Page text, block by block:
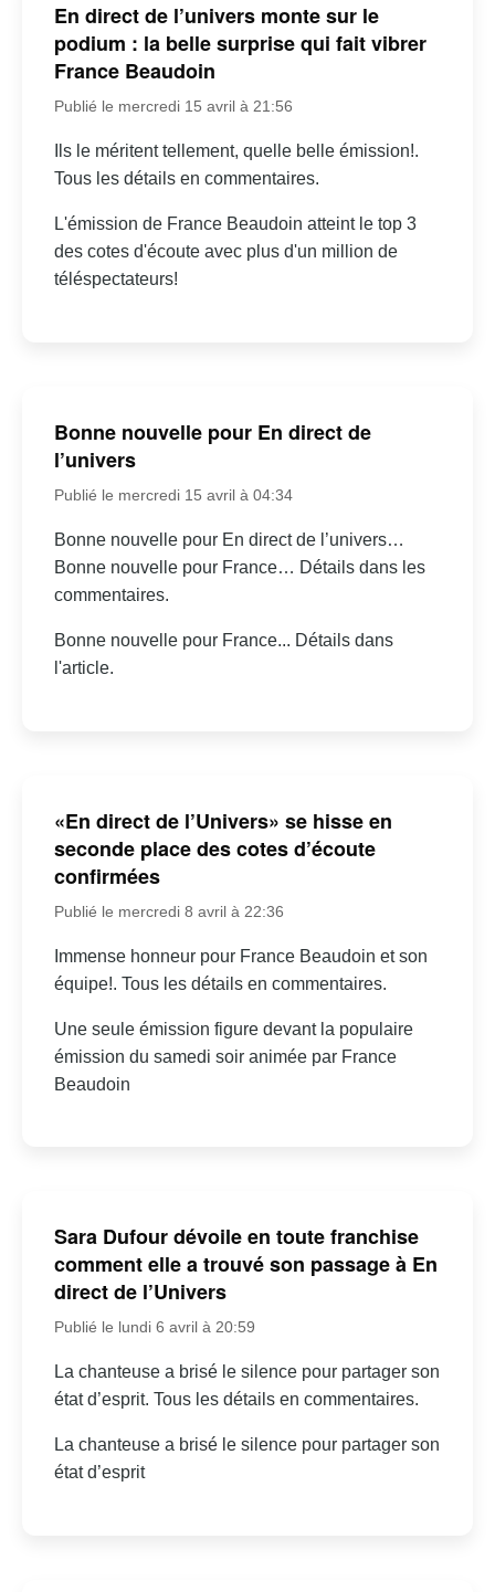
En direct de l’univers monte sur le
podium : la belle surprise qui fait vibrer
France Beaudoin
Publié le mercredi 15 avril à 21:56
Ils le méritent tellement, quelle belle émission!.
Tous les détails en commentaires.
L'émission de France Beaudoin atteint le top 3
des cotes d'écoute avec plus d'un million de
téléspectateurs!
Bonne nouvelle pour En direct de
l’univers
Publié le mercredi 15 avril à 04:34
Bonne nouvelle pour En direct de l’univers…
Bonne nouvelle pour France… Détails dans les
commentaires.
Bonne nouvelle pour France... Détails dans
l'article.
«En direct de l’Univers» se hisse en
seconde place des cotes d’écoute
confirmées
Publié le mercredi 8 avril à 22:36
Immense honneur pour France Beaudoin et son
équipe!. Tous les détails en commentaires.
Une seule émission figure devant la populaire
émission du samedi soir animée par France
Beaudoin
Sara Dufour dévoile en toute franchise
comment elle a trouvé son passage à En
direct de l’Univers
Publié le lundi 6 avril à 20:59
La chanteuse a brisé le silence pour partager son
état d’esprit. Tous les détails en commentaires.
La chanteuse a brisé le silence pour partager son
état d’esprit